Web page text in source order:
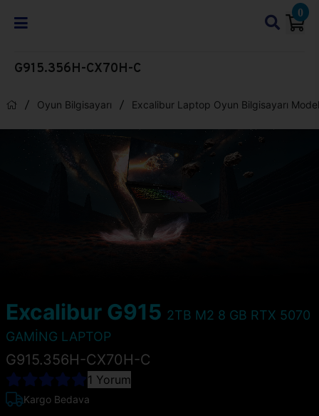
0
G915.356H-CX70H-C
Oyun Bilgisayarı Excalibur Laptop Oyun Bilgisayarı
Excalibur G915 2TB M2 8 GB RTX 5070
GAMİNG LAPTOP
G915.356H-CX70H-C
1 Yorum
Kargo Bedava